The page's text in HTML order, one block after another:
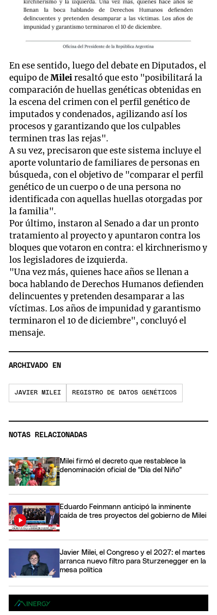
En ese sentido, luego del debate en Diputados, el
equipo deMileiresaltó que esto "posibilitará la
comparación de huellas genéticas obtenidas en
la escena del crimen con el perfil genético de
imputados y condenados, agilizando así los
procesos y garantizando que los culpables
terminen tras las rejas".
A su vez, precisaron que este sistema incluye el
aporte voluntario de familiares de personas en
búsqueda, con el objetivo de "comparar el perfil
genético de un cuerpo o de una persona no
identificada con aquellas huellas otorgadas por
la familia".
Por último, instaron al Senado a dar un pronto
tratamiento al proyecto y apuntaron contra los
bloques que votaron en contra: el kirchnerismo y
los legisladores de izquierda.
"Una vez más, quienes hace años se llenan a
boca hablando de Derechos Humanos defienden
delincuentes y pretenden desamparar a las
víctimas. Los años de impunidad y garantismo
terminaron el 10 de diciembre", concluyó el
mensaje.
ARCHIVADO EN
JAVIER MILEI REGISTRO DE DATOS GENÉTICOS
NOTAS RELACIONADAS
Milei firmó el decreto que restablece la
denominación oficial de "Día del Niño"
Eduardo Feinmann anticipó la inminente
caída de tres proyectos del gobierno de Milei
Javier Milei, el Congreso y el 2027: el martes
arranca nuevo filtro para Sturzenegger en la
mesa política